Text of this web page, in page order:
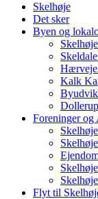
Skelhøje
Det sker
Byen og
Kalk
Foreninger og
Flyt til